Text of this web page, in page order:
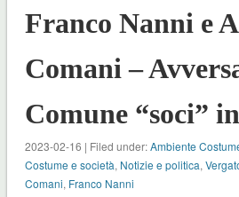
Franco Nanni e
Comani –
Comune “soci”
2023-02-16 | Filed under:Ambiente
Costume e società, Notizie e politica,
Comani, Franco Nanni